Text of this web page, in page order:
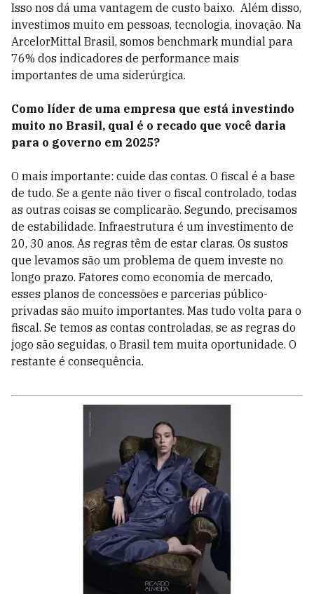
Isso nos dá uma vantagem de custo baixo. Além disso,
investimos muito em pessoas, tecnologia, inovação. Na
ArcelorMittal Brasil, somos benchmark mundial para
76% dos indicadores de performance mais
importantes de uma siderúrgica.
Como líder de uma empresa que está investindo
muito no Brasil, qual é o recado que você daria
para o governo em 2025?
O mais importante: cuide das contas. O fiscal é a base
de tudo. Se a gente não tiver o fiscal controlado, todas
as outras coisas se complicarão. Segundo, precisamos
de estabilidade. Infraestrutura é um investimento de
20, 30 anos. As regras têm de estar claras. Os sustos
que levamos são um problema de quem investe no
longo prazo. Fatores como economia de mercado,
esses planos de concessões e parcerias público-
privadas são muito importantes. Mas tudo volta para o
fiscal. Se temos as contas controladas, se as regras do
jogo são seguidas, o Brasil tem muita oportunidade. O
restante é consequência.